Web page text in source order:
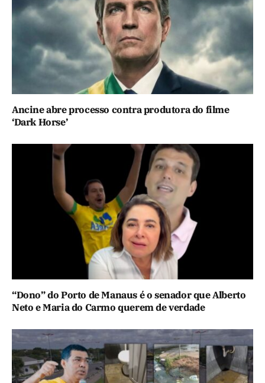
Ancine abre processo contra produtora do filme
‘Dark Horse’
“Dono” do Porto de Manaus é o senador que Alberto
Neto e Maria do Carmo querem de verdade